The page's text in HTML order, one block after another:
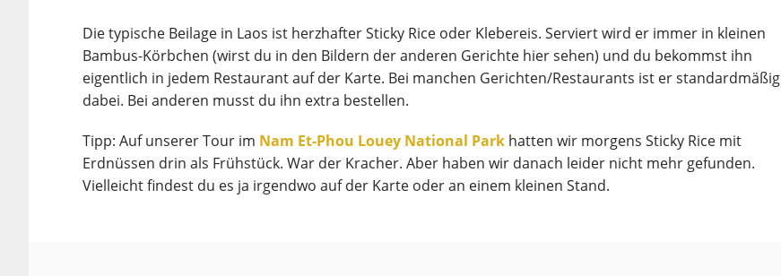
Die typische Beilage in Laos ist herzhafter Sticky Rice oder Klebereis. Serviert wird er immer in kleinen
Bambus-Körbchen (wirst du in den Bildern der anderen Gerichte hier sehen) und du bekommst ihn
eigentlich in jedem Restaurant auf der Karte. Bei manchen Gerichten/Restaurants ist er standardmäßig
dabei. Bei anderen musst du ihn extra bestellen.
Tipp: Auf unserer Tour im Nam Et-Phou Louey National Park hatten wir morgens Sticky Rice mit
Erdnüssen drin als Frühstück. War der Kracher. Aber haben wir danach leider nicht mehr gefunden.
Vielleicht findest du es ja irgendwo auf der Karte oder an einem kleinen Stand.